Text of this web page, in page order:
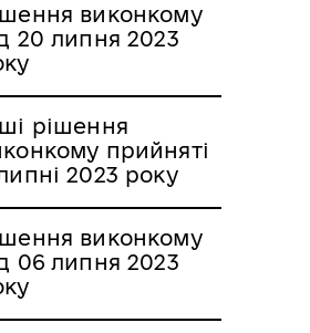
виконкому
20 липня 2023
рішення
прийняті
2023 року
виконкому
06 липня 2023